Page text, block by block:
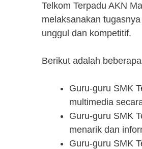
Telkom Terpadu AKN
melaksanakan
unggul dan kompetitif.
Berikut adalah
Guru-guru SMK
multimedia
Guru-guru SMK
menarik dan
Guru-guru SMK